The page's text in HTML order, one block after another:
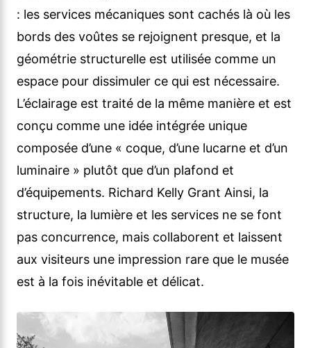
: les services mécaniques sont cachés là où les
bords des voûtes se rejoignent presque, et la
géométrie structurelle est utilisée comme un
espace pour dissimuler ce qui est nécessaire.
L’éclairage est traité de la même manière et est
conçu comme une idée intégrée unique
composée d’une « coque, d’une lucarne et d’un
luminaire » plutôt que d’un plafond et
d’équipements. Richard Kelly Grant Ainsi, la
structure, la lumière et les services ne se font
pas concurrence, mais collaborent et laissent
aux visiteurs une impression rare que le musée
est à la fois inévitable et délicat.